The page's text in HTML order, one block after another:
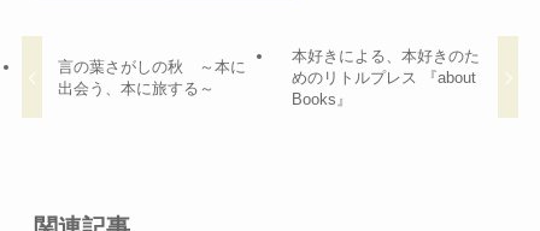
言の葉さがしの秋 ～本に
出会う、本に旅する～
本好きによる、本好きのた
めのリトルプレス 『about
Books』